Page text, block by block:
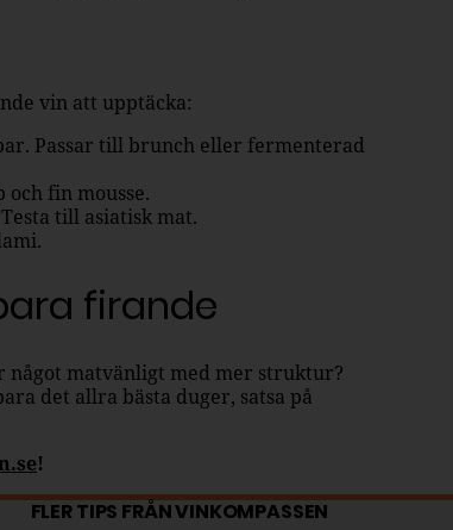
vin att upptäcka:
Passar till brunch eller fermenterad
fin mousse.
till asiatisk mat.
firande
något matvänligt med mer struktur?
det allra bästa duger, satsa på
!
FLER TIPS FRÅN VINKOMPASSEN